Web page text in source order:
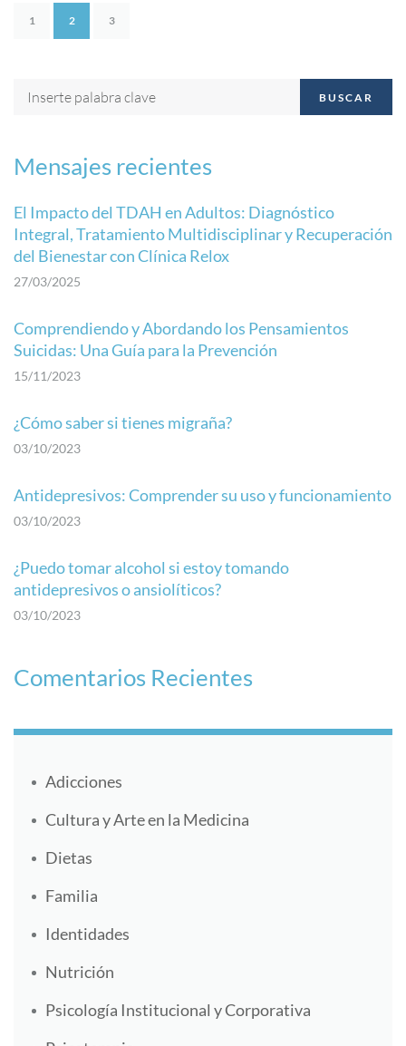
1 2 3
BUSCAR
Mensajes recientes
El Impacto del TDAH en Adultos: Diagnóstico
Integral, Tratamiento Multidisciplinar y Recuperación
del Bienestar con Clínica Relox
27/03/2025
Comprendiendo y Abordando los Pensamientos
Suicidas: Una Guía para la Prevención
15/11/2023
¿Cómo saber si tienes migraña?
03/10/2023
Antidepresivos: Comprender su uso y funcionamiento
03/10/2023
¿Puedo tomar alcohol si estoy tomando
antidepresivos o ansiolíticos?
03/10/2023
Comentarios Recientes
Adicciones
Cultura y Arte en la Medicina
Dietas
Familia
Identidades
Nutrición
Psicología Institucional y Corporativa